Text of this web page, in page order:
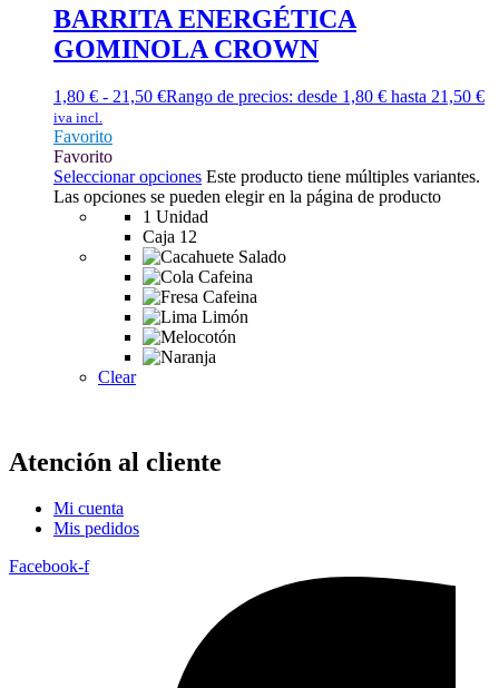
BARRITA ENERGÉTICA
GOMINOLA CROWN
1,80 € - 21,50 €Rango de precios: desde 1,80 € hasta 21,50 €
iva incl.
Favorito
Favorito
Seleccionar opciones Este producto tiene múltiples variantes.
Las opciones se pueden elegir en la página de producto
1 Unidad
Caja 12
Clear
Atención al cliente
Mi cuenta
Mis pedidos
Facebook-f